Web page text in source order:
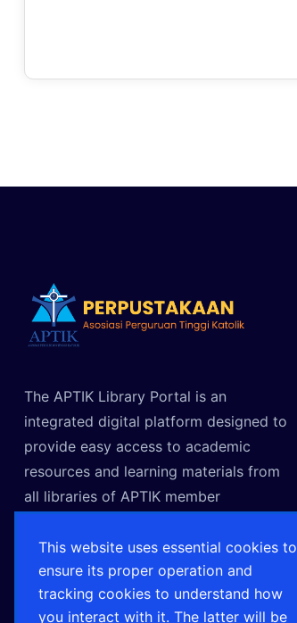
This website uses essential cookies to
ensure its proper operation and
tracking cookies to understand how
you interact with it. The latter will be
The APTIK Library Portal is an
integrated digital platform designed to
provide easy access to academic
resources and learning materials from
all libraries of APTIK member
Sekretariat APTIK Jl. Jend. Sudirman
No. 51 Jakarta DKI 12930 Indonesia